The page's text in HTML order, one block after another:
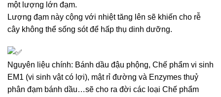
một lượng lớn đạm.
Lượng đạm này cộng với nhiệt tăng lên sẽ khiến cho rễ
cây không thể sống sót để hấp thụ dinh dưỡng.
Nguyên liệu chính: Bánh dầu đậu phộng, Chế phẩm vi sinh
EM1 (vi sinh vật có lợi), mật rỉ đường và Enzymes thuỷ
phân đạm bánh dầu…sẽ cho ra đời các loại Chế phẩm